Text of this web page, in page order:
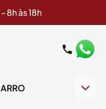
8h às 18h